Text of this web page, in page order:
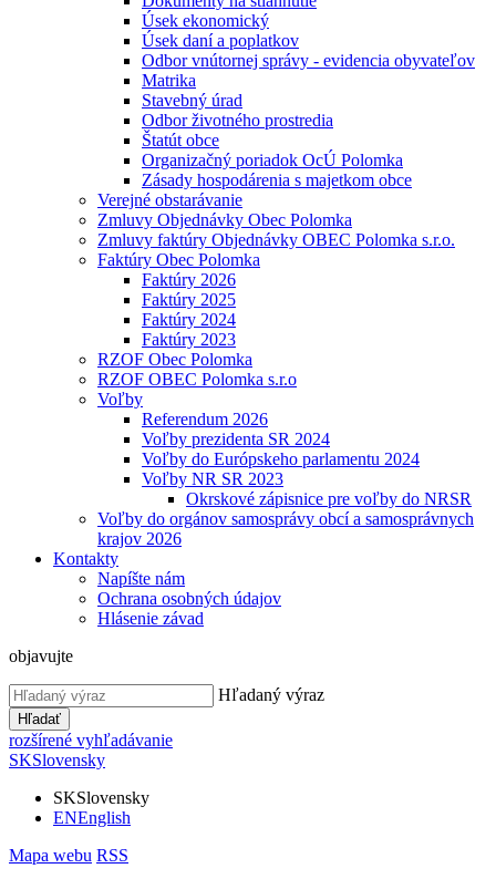
Úsek ekonomický
Úsek daní a poplatkov
Odbor vnútornej správy - evidencia obyvateľov
Matrika
Stavebný úrad
Odbor životného prostredia
Štatút obce
Organizačný poriadok OcÚ Polomka
Zásady hospodárenia s majetkom obce
Verejné obstarávanie
Zmluvy Objednávky Obec Polomka
Zmluvy faktúry Objednávky OBEC Polomka s.r.o.
Faktúry Obec Polomka
Faktúry 2026
Faktúry 2025
Faktúry 2024
Faktúry 2023
RZOF Obec Polomka
RZOF OBEC Polomka s.r.o
Voľby
Referendum 2026
Voľby prezidenta SR 2024
Voľby do Európskeho parlamentu 2024
Voľby NR SR 2023
Okrskové zápisnice pre voľby do NRSR
Voľby do orgánov samosprávy obcí a samosprávnych
krajov 2026
Kontakty
Napíšte nám
Ochrana osobných údajov
Hlásenie závad
objavujte
Hľadaný výraz
Hľadať
rozšírené vyhľadávanie
SKSlovensky
SKSlovensky
ENEnglish
Mapa webu RSS